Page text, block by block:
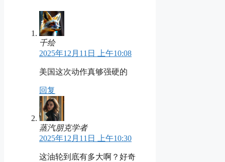
千绘
2025年12月11日 上午10:08
美国这次动作真够强硬的
回复
蒸汽朋克学者
2025年12月11日 上午10:30
这油轮到底有多大啊？好奇